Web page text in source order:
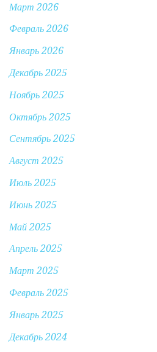
Март 2026
Февраль 2026
Январь 2026
Декабрь 2025
Ноябрь 2025
Октябрь 2025
Сентябрь 2025
Август 2025
Июль 2025
Июнь 2025
Май 2025
Апрель 2025
Март 2025
Февраль 2025
Январь 2025
Декабрь 2024